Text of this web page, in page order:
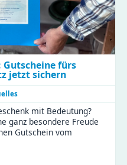
fürs
jetzt sichern
mit Bedeutung?
ganz besondere Freude
Gutschein vom